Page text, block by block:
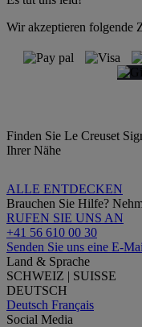
Wir akzeptieren folgende
Finden Sie Le Creuset
Ihrer Nähe
ALLE ENTDECKEN
Brauchen Sie Hilfe?
RUFEN SIE UNS AN
+41 56 610 00 30
Senden Sie uns eine E-
Land & Sprache
SCHWEIZ | SUISSE
DEUTSCH
Deutsch Français
Social Media